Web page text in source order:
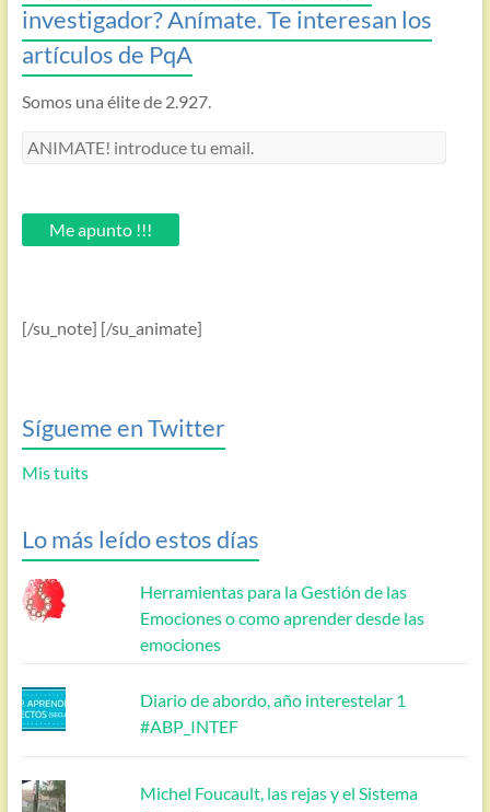
investigador? Anímate. Te interesan los
artículos de PqA
Somos una élite de 2.927.
ANIMATE!
email.Me apunto !!!
[/su_note] [/su_animate]
Sígueme en Twitter
Mis tuits
Lo más leído estos días
Herramientas para la Gestión de las
Emociones o como aprender desde las
emociones
Diario de abordo, año interestelar 1
#ABP_INTEF
Michel Foucault, las rejas y el Sistema